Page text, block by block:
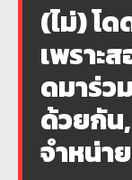
(ไม่) โ
เพราะ
ดมาร่ว
ด้วยกัน
จำหน่า